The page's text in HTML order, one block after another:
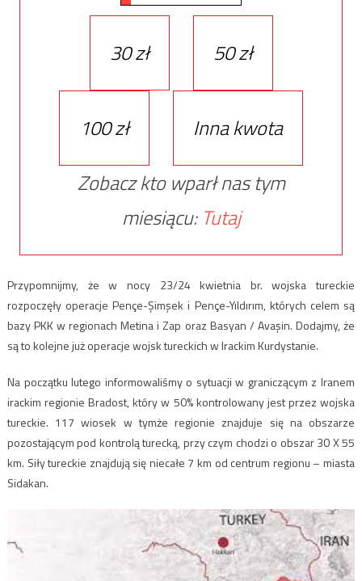
30 zł 50 zł
100 zł
Inna kwota
Zobacz kto wparł nas tym
miesiącu: Tutaj
Przypomnijmy, że w nocy 23/24 kwietnia br. wojska tureckie
rozpoczęły operacje Pençe-Şimşek i Pençe-Yıldırım, których celem są
bazy PKK w regionach Metina i Zap oraz Basyan / Avaşin. Dodajmy, że
są to kolejne już operacje wojsk tureckich w Irackim Kurdystanie.
Na początku lutego informowaliśmy o sytuacji w graniczącym z Iranem
irackim regionie Bradost, który w 50% kontrolowany jest przez wojska
tureckie. 117 wiosek w tymże regionie znajduje się na obszarze
pozostającym pod kontrolą turecką, przy czym chodzi o obszar 30 X 55
km. Siły tureckie znajdują się niecałe 7 km od centrum regionu – miasta
Sidakan.